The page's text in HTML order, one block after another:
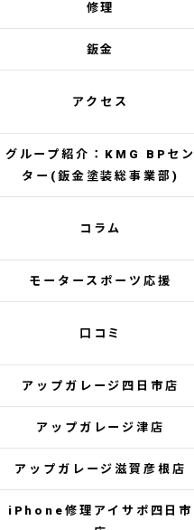
修理
鈑金
アクセス
グループ紹介：KMG BPセン
ター(鈑金塗装総事業部)
コラム
モータースポーツ応援
口コミ
アップガレージ四日市店
アップガレージ津店
アップガレージ滋賀彦根店
iPhone修理アイサポ四日市